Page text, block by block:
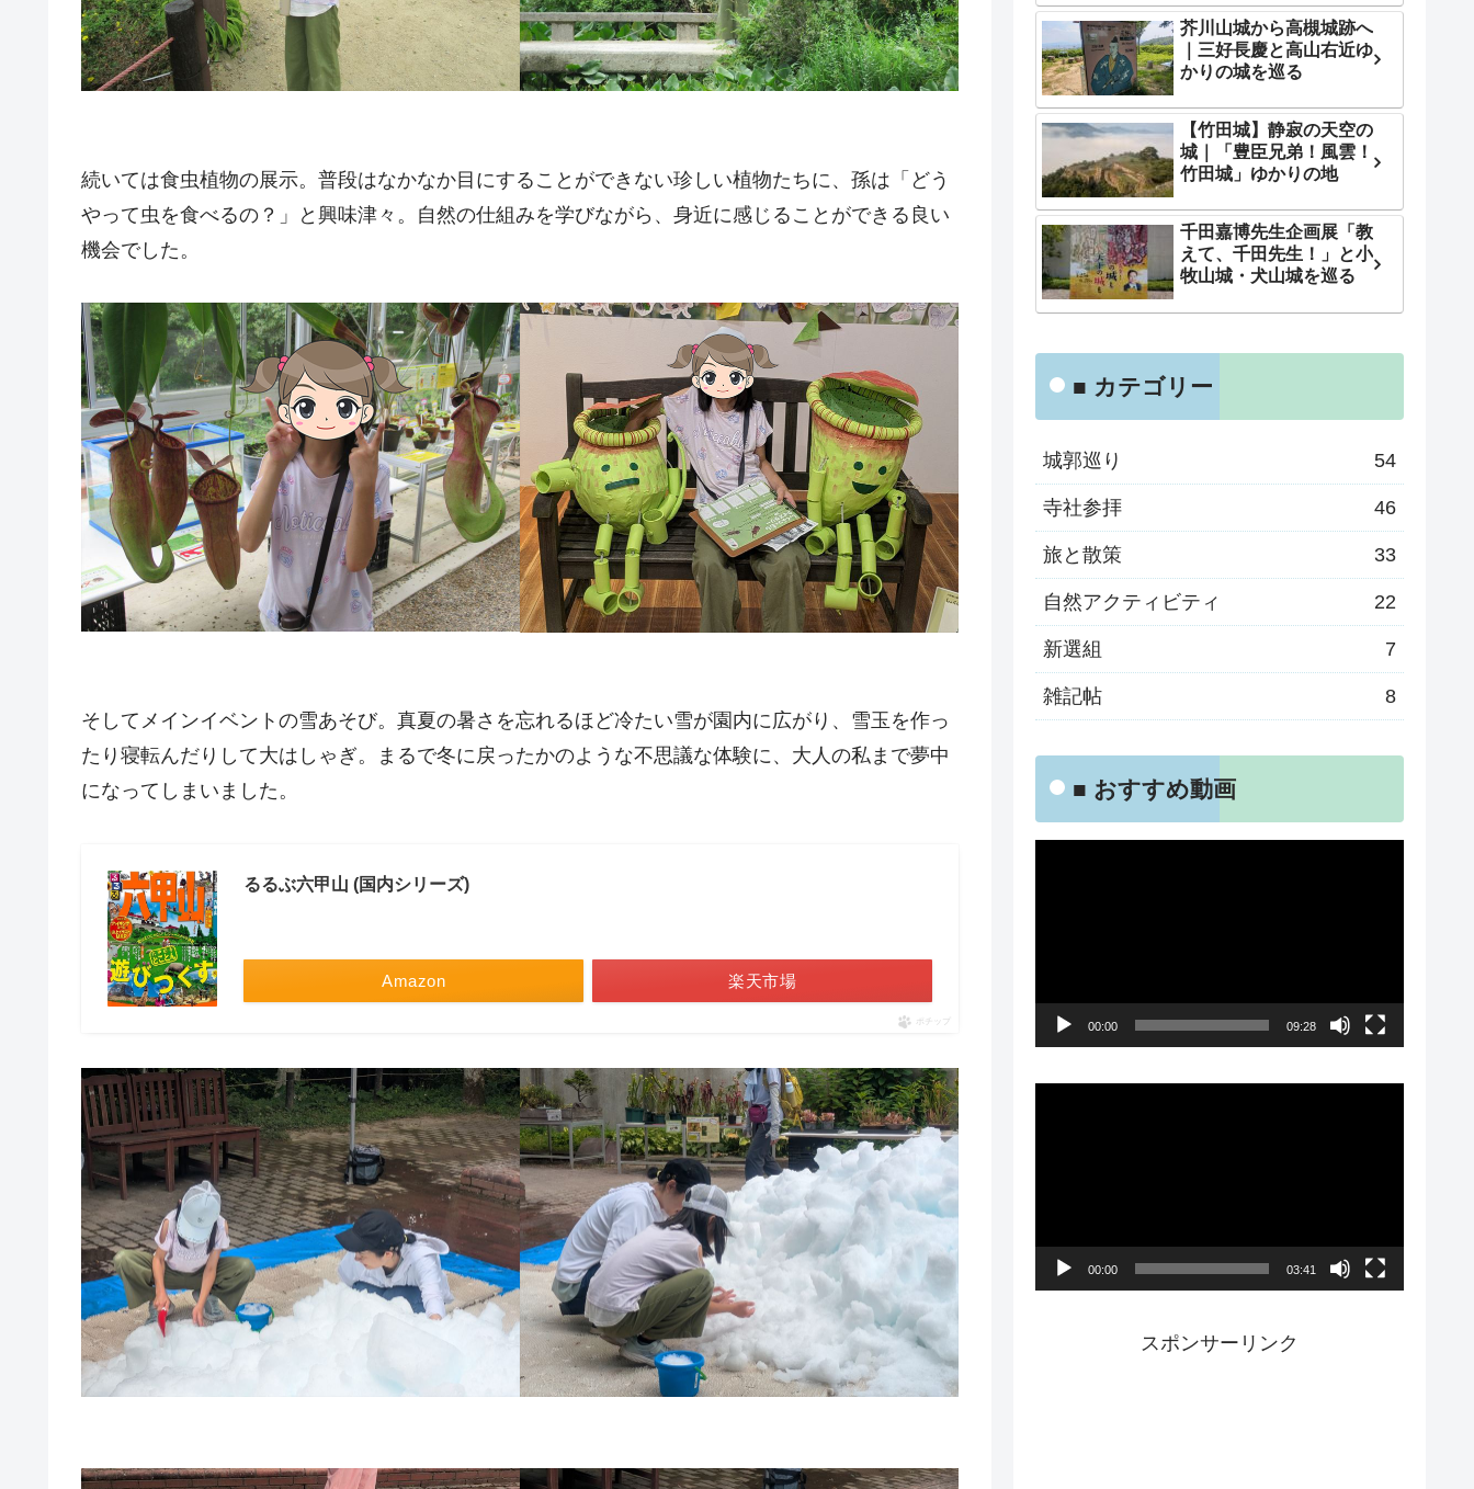
続いては食虫植物の展示。普段はなかなか目にすることができない珍しい植物たちに、孫は「どう
やって虫を食べるの？」と興味津々。自然の仕組みを学びながら、身近に感じることができる良い
機会でした。
そしてメインイベントの雪あそび。真夏の暑さを忘れるほど冷たい雪が園内に広がり、雪玉を作っ
たり寝転んだりして大はしゃぎ。まるで冬に戻ったかのような不思議な体験に、大人の私まで夢中
になってしまいました。
るるぶ六甲山 (国内シリーズ)
Amazon 楽天市場
ポチップ
芥川山城から高槻城跡へ
｜三好長慶と高山右近ゆ
かりの城を巡る
【竹田城】静寂の天空の
城｜「豊臣兄弟！風雲！
竹田城」ゆかりの地
千田嘉博先生企画展「教
えて、千田先生！」と小
牧山城・犬山城を巡る
■ カテゴリー
城郭巡り 54
寺社参拝 46
旅と散策 33
自然アクティビティ 22
新選組 7
雑記帖 8
■ おすすめ動画
00:00 09:28
00:00 03:41
スポンサーリンク